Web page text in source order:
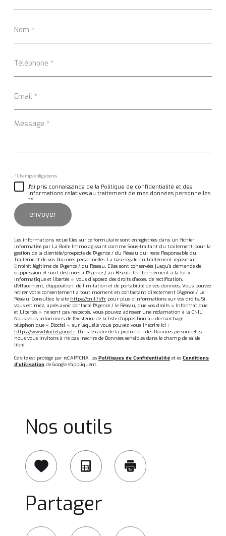
*
*
*
Message
* Champs obligatoires
J'ai pris connaissance de la Politique de confidentialité et des
informations relatives au traitement de mes données personnelles
**
envoyer
Les informations recueillies sur ce formulaire sont enregistrées dans un fichier
informatisé par La Boite Immo agissant comme Sous-traitant du traitement pour la
gestion de la clientèle/prospects de l'Agence / du Réseau qui reste Responsable du
Traitement de vos Données personnelles. La base légale du traitement repose sur
l'intérêt légitime de l'Agence / du Réseau. Elles sont conservées jusqu'à demande de
suppression et sont destinées à l'Agence / au Réseau. Conformément à la loi «
informatique et libertés », vous disposez des droits d’accès, de rectification,
d’effacement, d’opposition, de limitation et de portabilité de vos données. Vous pouvez
retirer votre consentement à tout moment en contactant directement l’Agence / Le
Réseau. Consultez le site https://cnil.fr/frpour plus d’informations sur vos droits. Si
vous estimez, après avoir contacté l'Agence / le Réseau, que vos droits « Informatique
et Libertés » ne sont pas respectés, vous pouvez adresser une réclamation à la CNIL.
Nous vous informons de l’existence de la liste d'opposition au démarchage
téléphonique « Bloctel », sur laquelle vous pouvez vous inscrire ici :
https://www.bloctel.gouv.fr. Dans le cadre de la protection des Données personnelles,
nous vous invitons à ne pas inscrire de Données sensibles dans le champ de saisie
libre.
Ce site est protégé par reCAPTCHA, les Politiques de Confidentialité et es Conditions
d'utilisation de Google s'appliquent.
Nos outils
SélectionnerCalculatriceImprimer
Partager